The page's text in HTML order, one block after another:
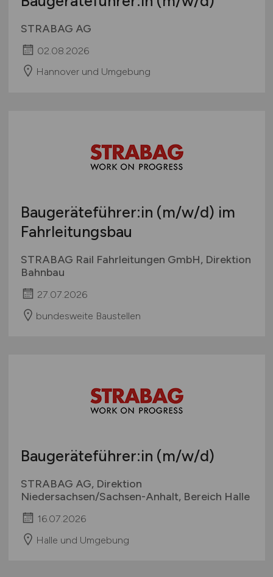
STRABAG AG
02.08.2026
Hannover und Umgebung
Baugeräteführer:in (m/w/d) im
Fahrleitungsbau
STRABAG Rail Fahrleitungen GmbH, Direktion
Bahnbau
27.07.2026
bundesweite Baustellen
Baugeräteführer:in (m/w/d)
STRABAG AG, Direktion
Niedersachsen/Sachsen-Anhalt, Bereich Halle
16.07.2026
Halle und Umgebung